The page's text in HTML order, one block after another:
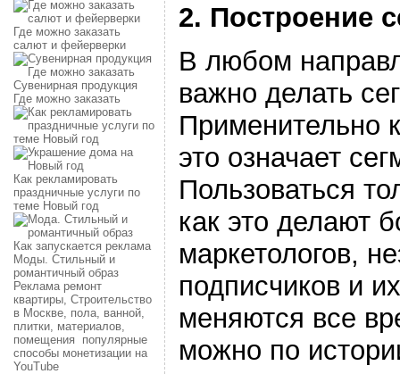
Где можно заказать
салют и фейерверки
Сувенирная продукция
Где можно заказать
Как рекламировать
праздничные услуги по
теме Новый год
Как запускается реклама
Моды. Стильный и
романтичный образ
Реклама ремонт
квартиры, Строительство
в Москве, пола, ванной,
плитки, материалов,
помещения
популярные
способы монетизации на
YouTube
2. Построение
В любом
важно делать
Применительно
это означает
Пользоваться
как это делают
маркетологов,
подписчиков и
меняются все
можно по